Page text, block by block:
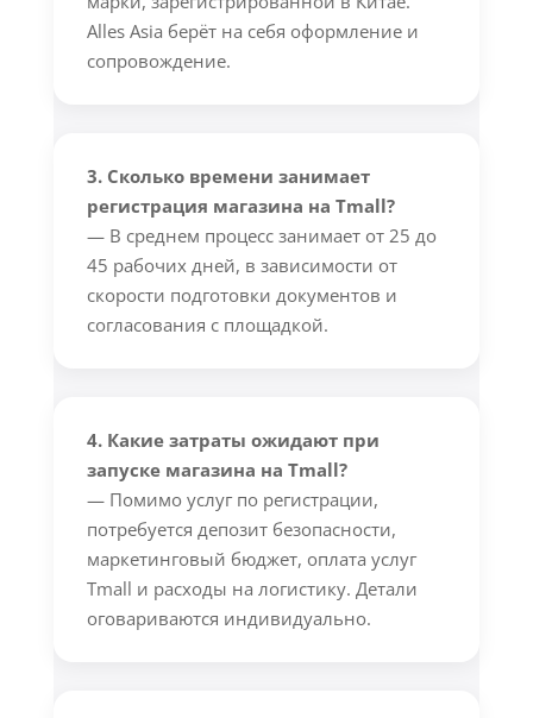
Alles Asia берёт на себя оформление и
сопровождение.
3. Сколько времени занимает
регистрация магазина на Tmall?
— В среднем процесс занимает от 25 до
45 рабочих дней, в зависимости от
скорости подготовки документов и
согласования с площадкой.
4. Какие затраты ожидают при
запуске магазина на Tmall?
— Помимо услуг по регистрации,
потребуется депозит безопасности,
маркетинговый бюджет, оплата услуг
Tmall и расходы на логистику. Детали
оговариваются индивидуально.